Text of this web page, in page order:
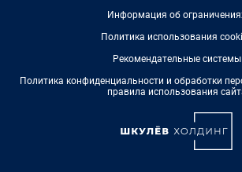
Информация об
Политика использования
Рекомендательные системы
Политика конфиденциальности и обработки
правила использования